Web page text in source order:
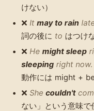
けない）
❌ It may to rain
詞の後に to はつけ
❌ He might sleep
sleeping right now.
動作には might +
❌ She couldn't
ない」という意味